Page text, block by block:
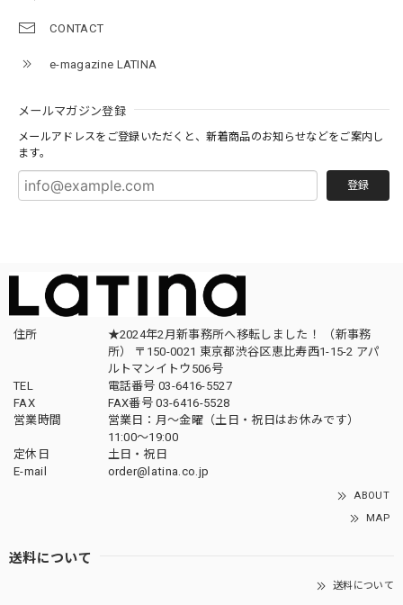
CONTACT
e-magazine LATINA
メールマガジン登録
メールアドレスをご登録いただくと、新着商品のお知らせなどをご案内し
ます。
登録
住所
★2024年2月新事務所へ移転しました！ （新事務
所） 〒150-0021 東京都渋谷区恵比寿西1-15-2 アパ
ルトマンイトウ506号
TEL
電話番号 03-6416-5527
FAX
FAX番号 03-6416-5528
営業時間
営業日：月〜金曜（土日・祝日はお休みです）
11:00〜19:00
定休日
土日・祝日
E-mail
order@latina.co.jp
ABOUT
MAP
送料について
送料について